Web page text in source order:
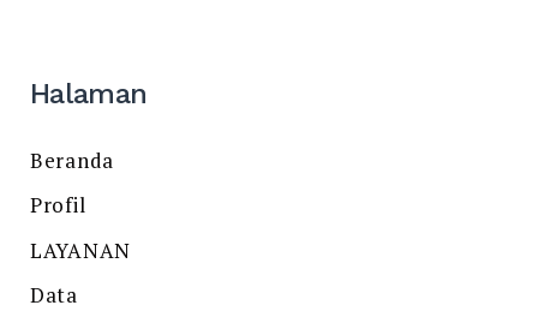
Halaman
Beranda
Profil
LAYANAN
Data